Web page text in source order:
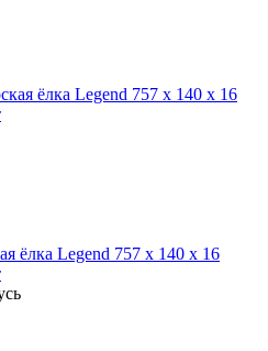
ёлка Legend 757 х 140 х 16